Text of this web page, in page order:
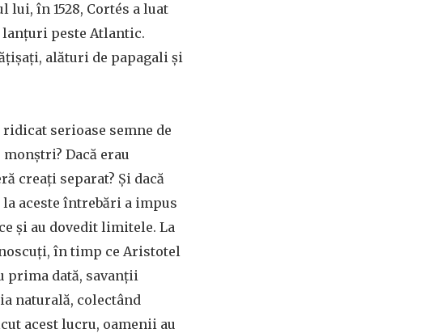
lui, în 1528, Cortés a luat
peste Atlantic.
alături de papagali și
serioase semne de
Dacă erau
creați separat? Și dacă
aceste întrebări a impus
și au dovedit limitele. La
în timp ce Aristotel
prima dată, savanții
naturală, colectând
acest lucru, oamenii au